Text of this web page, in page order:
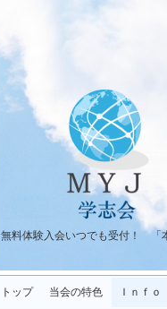
無料体験入会いつでも受付！ 「
トップ 当会の特色 Ｉｎｆｏ